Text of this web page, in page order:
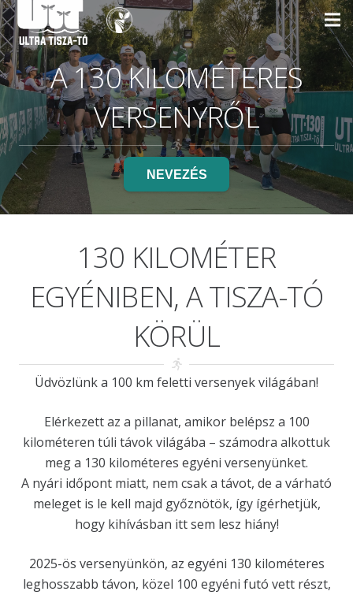
A 130 KILOMÉTERES
VERSENYRŐL
NEVEZÉS
130 KILOMÉTER
EGYÉNIBEN, A TISZA-TÓ
KÖRÜL
Üdvözlünk a 100 km feletti versenyek világában!
Elérkezett az a pillanat, amikor belépsz a 100
kilométeren túli távok világába – számodra alkottuk
meg a 130 kilométeres egyéni versenyünket.
A nyári időpont miatt, nem csak a távot, de a várható
meleget is le kell majd győznötök, így ígérhetjük,
hogy kihívásban itt sem lesz hiány!
2025-ös versenyünkön, az egyéni 130 kilométeres
leghosszabb távon, közel 100 egyéni futó vett részt,